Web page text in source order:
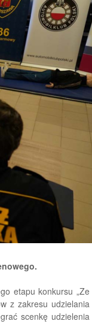
etapu konkursu „Ze
z zakresu udzielania
scenkę udzielenia